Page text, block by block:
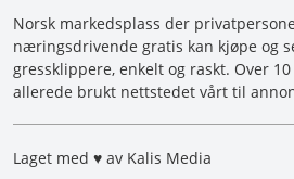
Norsk markedsplass der
næringsdrivende gratis kan kjøpe og
gressklippere, enkelt og raskt. Over
allerede brukt nettstedet vårt til
Laget med ♥ av Kalis Media